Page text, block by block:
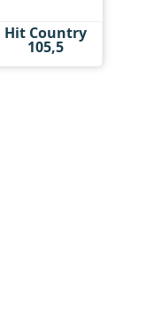
Hit Country
105,5